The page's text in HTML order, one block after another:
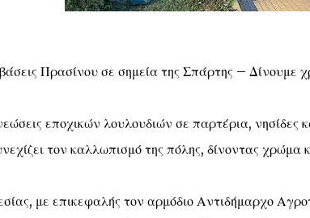
Πρασίνου σε σημεία της Σπάρτης – Δίνουμε
εποχικών λουλουδιών σε παρτέρια, νησίδες
τον καλλωπισμό της πόλης, δίνοντας χρώμα
με επικεφαλής τον αρμόδιο Αντιδήμαρχο